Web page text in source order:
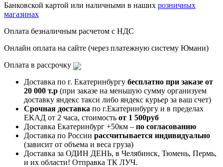
Банковской картой или наличными в наших розничных
магазинах
Оплата безналичным расчетом с НДС
Онлайн оплата на сайте (через платежную систему Юмани)
Оплата в рассрочку
Доставка по г. Екатеринбургу бесплатно при заказе от
20 000 т.р (при заказе на меньшую сумму организуем
доставку яндекс такси либо яндекс курьер за ваш счет)
Срочная доставка по г.Екатеринбургу и в пределах
ЕКАД от 2 часа, стоимость от 1 500руб
Доставка Екатеринбург +50км – по согласованию
Доставка по России рассчитывается индивидуально
(зависит от объема и веса груза)
Доставка за ОДИН ДЕНЬ, в Челябинск, Тюмень, Пермь,
и их области! Отправка ТК ЛУЧ.